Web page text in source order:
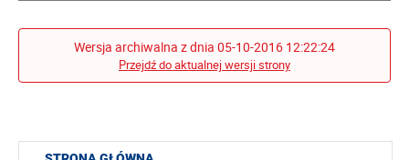
Wersja archiwalna z dnia 05-10-2016 12:22:24
Przejdź do aktualnej wersji strony